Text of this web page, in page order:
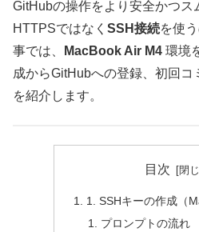
GitHubの操作をより安全かつス
HTTPSではなく SSH接続を使
事では、
MacBook Air M4 環境
成からGitHubへの登録、初回
を紹介します。
目次
1. SSHキーの作成（
プロンプトの流れ